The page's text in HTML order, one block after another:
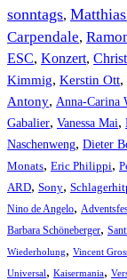
sonntags,
Carpendale,
ESC, Konzert,
Kimmig, Kerstin Ott,
Antony, Anna-Carina
Gabalier, Vanessa Mai,
Naschenweng, Dieter
Monats, Eric Philippi,
ARD, Sony,
Nino de Angelo,
Barbara Schöneberger,
Wiederholung, Vincent
Universal, Kaisermania,